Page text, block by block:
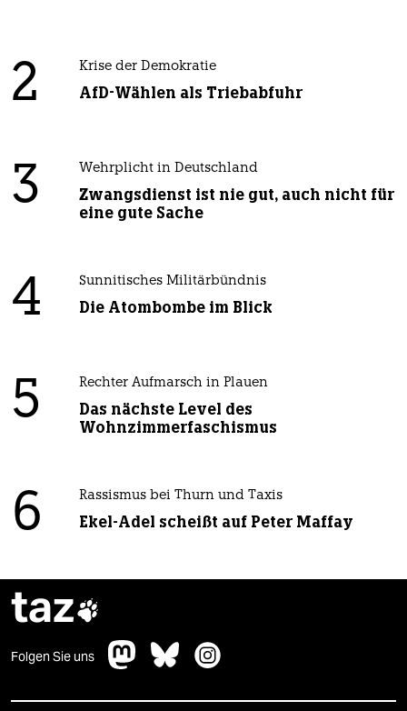
2 Krise der Demokratie
AfD-Wählen als Triebabfuhr
3 Wehrplicht in Deutschland
Zwangsdienst ist nie gut, auch nicht für
eine gute Sache
4 Sunnitisches Militärbündnis
Die Atombombe im Blick
5 Rechter Aufmarsch in Plauen
Das nächste Level des
Wohnzimmerfaschismus
6 Rassismus bei Thurn und Taxis
Ekel-Adel scheißt auf Peter Maffay
taz
Folgen Sie uns